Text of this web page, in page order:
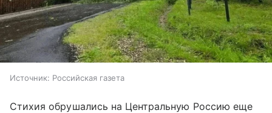
Источник: Российская газета
Стихия обрушались на Центральную Россию еще